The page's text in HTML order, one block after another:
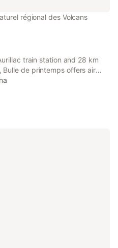
régional des Volcans
train station and 28 km
Bulle de printemps offers air
Aurillac Congress Centre, the
free private parking.